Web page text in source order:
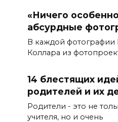
«Ничего
абсурдные
В каждой фотографии
Коллара из
14 блестящих
родителей и их
Родители - это не
учителя, но и очень